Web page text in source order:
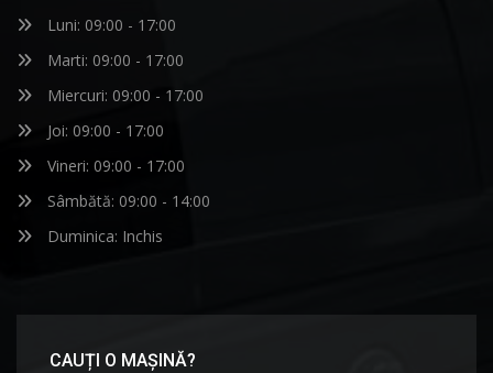
Luni: 09:00 - 17:00
Marti: 09:00 - 17:00
Miercuri: 09:00 - 17:00
Joi: 09:00 - 17:00
Vineri: 09:00 - 17:00
Sâmbătă: 09:00 - 14:00
Duminica: Inchis
CAUȚI O MAȘINĂ?